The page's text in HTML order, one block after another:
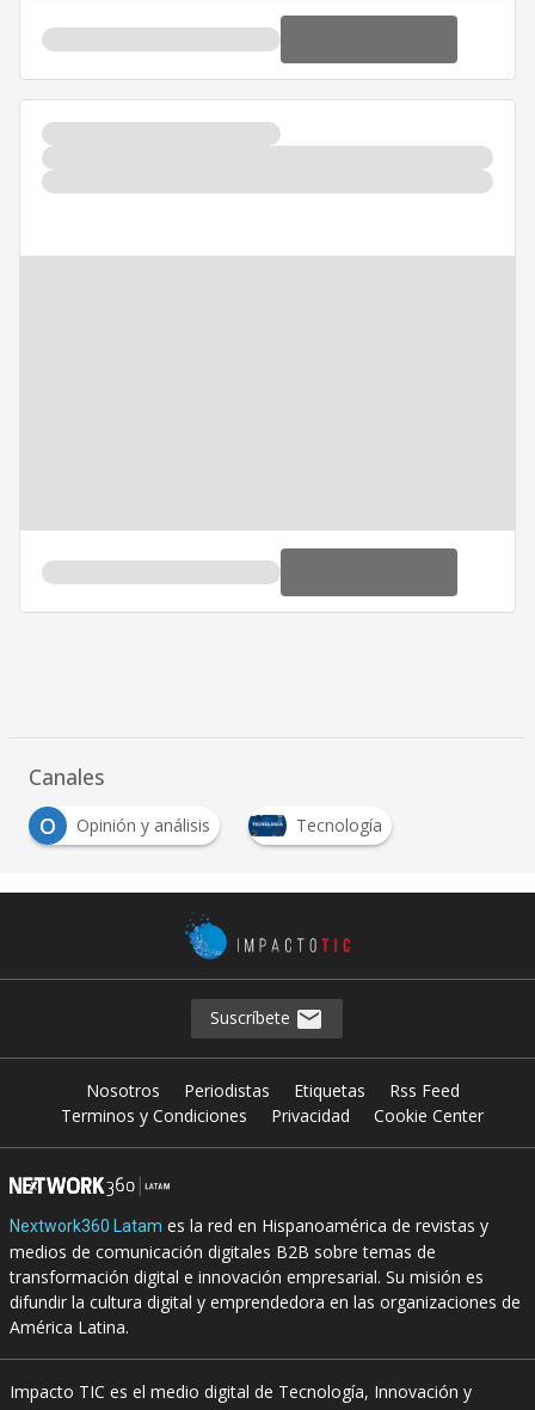
Canales
O
Opinión y análisis Tecnología
Suscríbete
Nosotros Periodistas Etiquetas
Rss Feed
Terminos y Condiciones
Privacidad Cookie Center
Nextwork360 Latam es la red en Hispanoamérica de revistas y
medios de comunicación digitales B2B sobre temas de
transformación digital e innovación empresarial. Su misión es
difundir la cultura digital y emprendedora en las organizaciones de
América Latina.
Impacto TIC es el medio digital de Tecnología, Innovación y